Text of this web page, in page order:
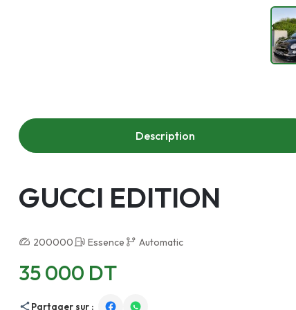
Description
GUCCI EDITION
200000 Essence Automatic
35 000 DT
Partager sur :